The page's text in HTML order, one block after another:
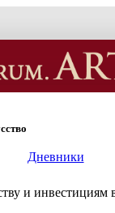
Дневники
и инвестициям